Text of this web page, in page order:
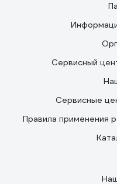
Сервисный
Сервисные
Правила применения